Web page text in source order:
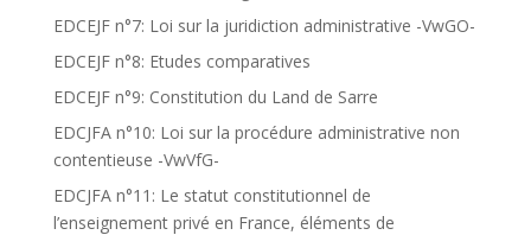
EDCEJF n°7: Loi sur la juridiction administrative -VwGO-
EDCEJF n°8: Etudes comparatives
EDCEJF n°9: Constitution du Land de Sarre
EDCJFA n°10: Loi sur la procédure administrative non
contentieuse -VwVfG-
EDCJFA n°11: Le statut constitutionnel de
l’enseignement privé en France, éléments de